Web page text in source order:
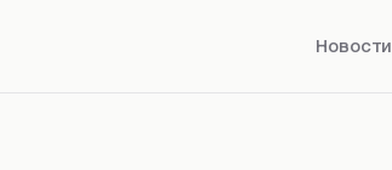
Новости